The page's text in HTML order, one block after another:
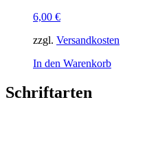
6,00 €
zzgl. Versandkosten
In den Warenkorb
Schriftarten